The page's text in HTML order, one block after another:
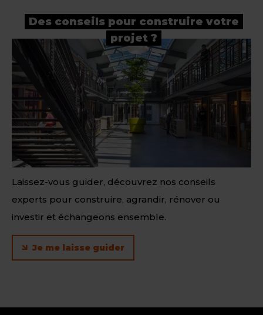
Des conseils pour construire votre
projet ?
Laissez-vous guider, découvrez nos conseils
experts pour construire, agrandir, rénover ou
investir et échangeons ensemble.
Je me laisse guider